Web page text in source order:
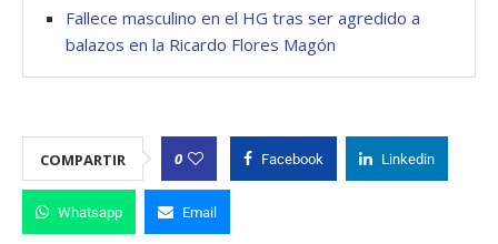
Fallece masculino en el HG tras ser agredido a
balazos en la Ricardo Flores Magón
COMPARTIR 0 Facebook Linkedin
Whatsapp Email